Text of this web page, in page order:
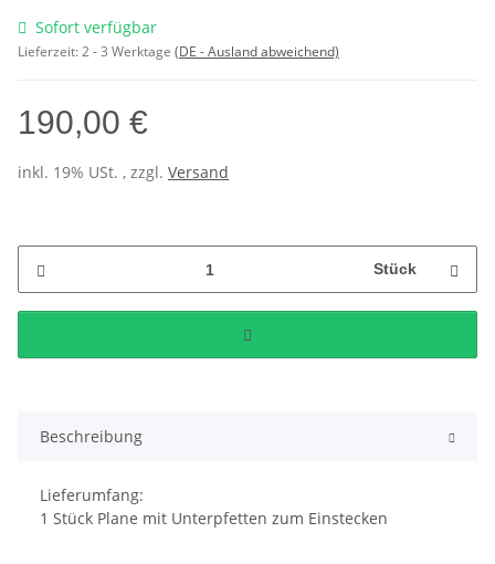
Sofort verfügbar
Lieferzeit:2 - 3 Werktage (DE - Ausland abweichend)
190,00 €
inkl. 19% USt. , zzgl. Versand
Stück
Beschreibung
Lieferumfang:
1 Stück Plane mit Unterpfetten zum Einstecken